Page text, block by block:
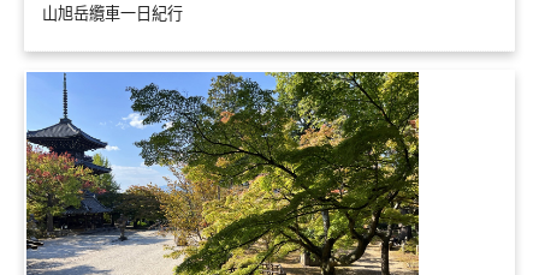
山旭岳纜車一日紀行